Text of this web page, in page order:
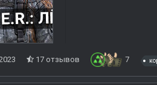
17 отзывов 7